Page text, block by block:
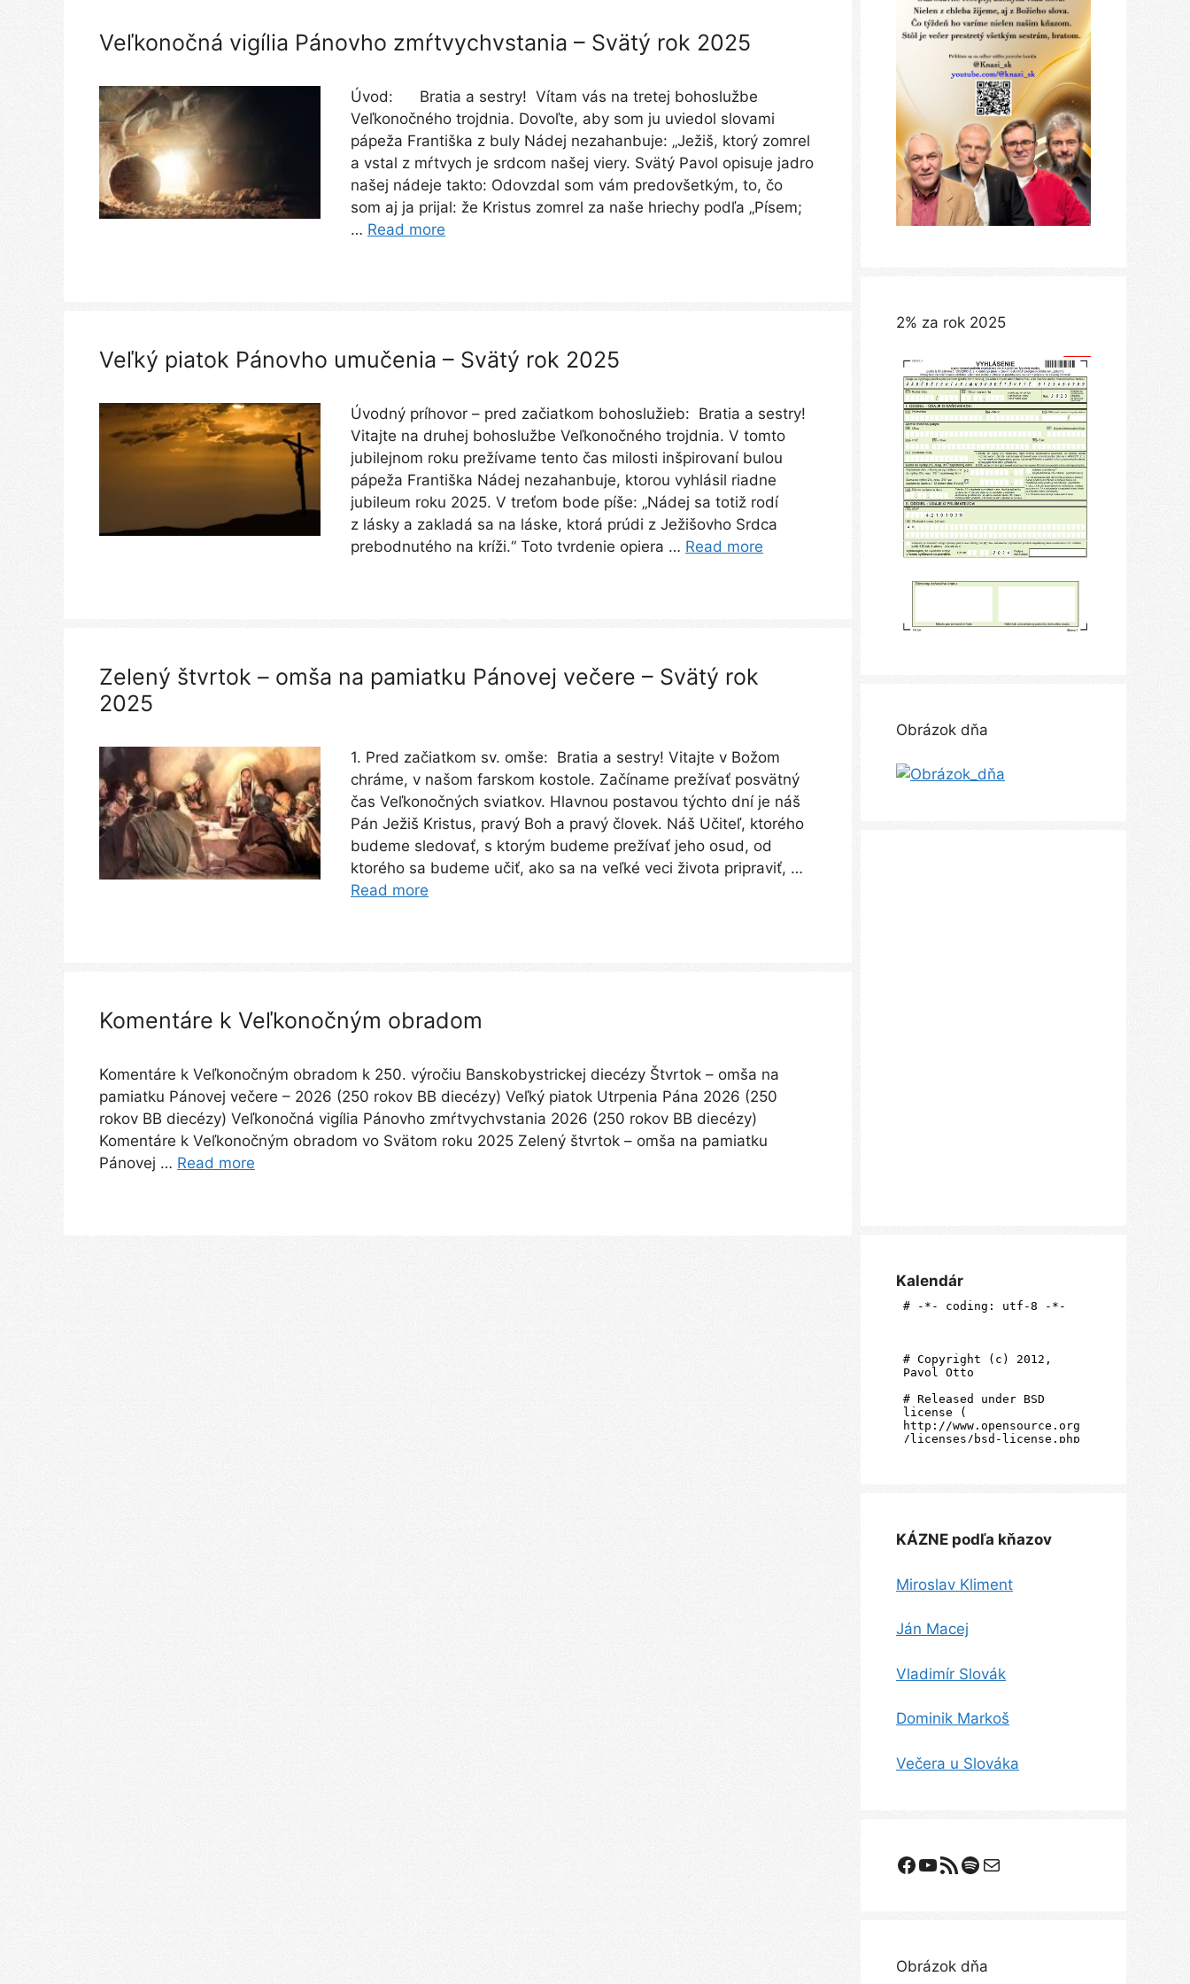
Veľkonočná vigília Pánovho zmŕtvychvstania – Svätý rok 2025
Úvod: Bratia a sestry! Vítam vás na tretej bohoslužbe
Veľkonočného trojdnia. Dovoľte, aby som ju uviedol slovami
pápeža Františka z buly Nádej nezahanbuje: „Ježiš, ktorý zomrel
a vstal z mŕtvych je srdcom našej viery. Svätý Pavol opisuje jadro
našej nádeje takto: Odovzdal som vám predovšetkým, to, čo
som aj ja prijal: že Kristus zomrel za naše hriechy podľa „Písem;
… Read more
Veľký piatok Pánovho umučenia – Svätý rok 2025
Úvodný príhovor – pred začiatkom bohoslužieb: Bratia a sestry!
Vitajte na druhej bohoslužbe Veľkonočného trojdnia. V tomto
jubilejnom roku prežívame tento čas milosti inšpirovaní bulou
pápeža Františka Nádej nezahanbuje, ktorou vyhlásil riadne
jubileum roku 2025. V treťom bode píše: „Nádej sa totiž rodí
z lásky a zakladá sa na láske, ktorá prúdi z Ježišovho Srdca
prebodnutého na kríži.“ Toto tvrdenie opiera … Read more
Zelený štvrtok – omša na pamiatku Pánovej večere – Svätý rok
2025
1. Pred začiatkom sv. omše: Bratia a sestry! Vitajte v Božom
chráme, v našom farskom kostole. Začíname prežívať posvätný
čas Veľkonočných sviatkov. Hlavnou postavou týchto dní je náš
Pán Ježiš Kristus, pravý Boh a pravý človek. Náš Učiteľ, ktorého
budeme sledovať, s ktorým budeme prežívať jeho osud, od
ktorého sa budeme učiť, ako sa na veľké veci života pripraviť, …
Read more
Komentáre k Veľkonočným obradom
Komentáre k Veľkonočným obradom k 250. výročiu Banskobystrickej diecézy Štvrtok – omša na
pamiatku Pánovej večere – 2026 (250 rokov BB diecézy) Veľký piatok Utrpenia Pána 2026 (250
rokov BB diecézy) Veľkonočná vigília Pánovho zmŕtvychvstania 2026 (250 rokov BB diecézy)
Komentáre k Veľkonočným obradom vo Svätom roku 2025 Zelený štvrtok – omša na pamiatku
Pánovej … Read more
2% za rok 2025
Obrázok dňa
Kalendár
KÁZNE podľa kňazov
Miroslav Kliment
Ján Macej
Vladimír Slovák
Dominik Markoš
Večera u Slováka
Facebook
YouTube
Odoberanie RSSSpotify
E-mail
Obrázok dňa